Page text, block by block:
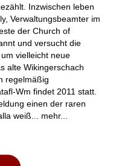
Inzwischen leben
Verwaltungsbeamter im
der Church of
und versucht die
vielleicht neue
alte Wikingerschach
regelmäßig
Wm findet 2011 statt.
einen der raren
weiß... mehr...